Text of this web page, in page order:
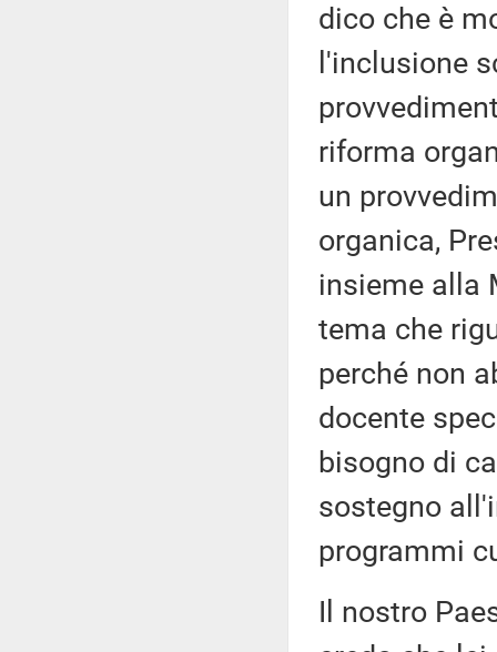
dico che è
l'inclusione
riforma
un
organica,
insieme alla
tema che
perché non
docente
bisogno di
sostegno
programmi
Il nostro